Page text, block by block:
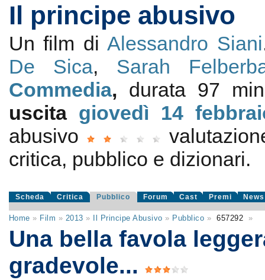
Il principe abusivo
Un film di Alessandro Siani
De Sica, Sarah
Commedia, durata 97
uscita giovedì 14
abusivo
critica, pubblico e dizionari.
Scheda Critica Pubblico Forum Cast Premi News
Home » Film » 2013 » Il Principe Abusivo » Pubblico » 657292 »
Una bella favola
gradevole...